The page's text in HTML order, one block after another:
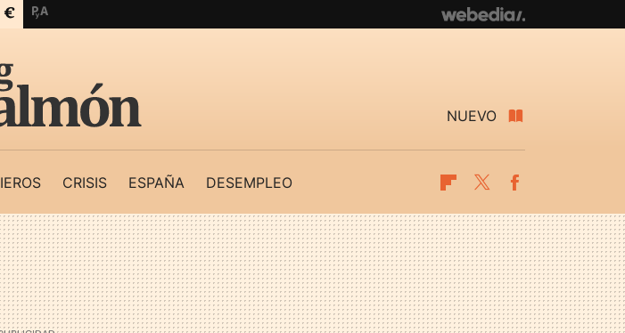
NUEVO
CRISIS ESPAÑA DESEMPLEO Flipboard
Twitter